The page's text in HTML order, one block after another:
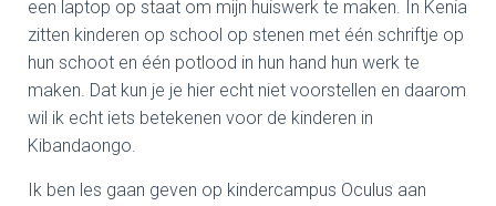
een laptop op staat om mijn huiswerk te maken. In Kenia
zitten kinderen op school op stenen met één schriftje op
hun schoot en één potlood in hun hand hun werk te
maken. Dat kun je je hier echt niet voorstellen en daarom
wil ik echt iets betekenen voor de kinderen in
Kibandaongo.
Ik ben les gaan geven op kindercampus Oculus aan